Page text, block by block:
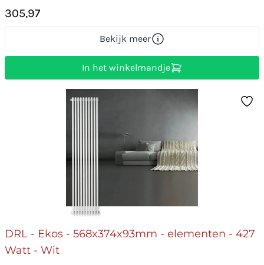
305,97
Bekijk meer
In het winkelmandje
DRL - Ekos - 568x374x93mm - elementen - 427
Watt - Wit